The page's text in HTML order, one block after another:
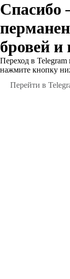
Спасибо
бровей и
Переход в Telegram
нажмите кнопку
Перейти в